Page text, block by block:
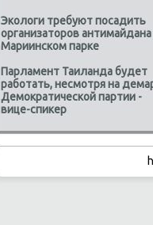
Экологи требуют посадить
организаторов антимайдана
Мариинском парке
Парламент Таиланда будет
работать, несмотря на
Демократической партии -
вице-спикер